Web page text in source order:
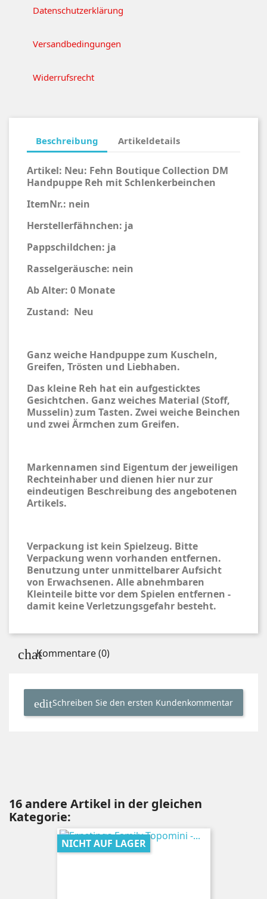
Datenschutzerklärung
Versandbedingungen
Widerrufsrecht
Beschreibung Artikeldetails
Artikel: Neu: Fehn Boutique Collection DM
Handpuppe Reh mit Schlenkerbeinchen
ItemNr.: nein
Herstellerfähnchen: ja
Pappschildchen: ja
Rasselgeräusche: nein
Ab Alter: 0 Monate
Zustand: Neu
Ganz weiche Handpuppe zum Kuscheln,
Greifen, Trösten und Liebhaben.
Das kleine Reh hat ein aufgesticktes
Gesichtchen. Ganz weiches Material (Stoff,
Musselin) zum Tasten. Zwei weiche Beinchen
und zwei Ärmchen zum Greifen.
Markennamen sind Eigentum der jeweiligen
Rechteinhaber und dienen hier nur zur
eindeutigen Beschreibung des angebotenen
Artikels.
Verpackung ist kein Spielzeug. Bitte
Verpackung wenn vorhanden entfernen.
Benutzung unter unmittelbarer Aufsicht
von Erwachsenen. Alle abnehmbaren
Kleinteile bitte vor dem Spielen entfernen -
damit keine Verletzungsgefahr besteht.
Kommentare (0)
Schreiben Sie den ersten Kundenkommentar
16 andere Artikel in der gleichen
Kategorie:
NICHT AUF LAGER